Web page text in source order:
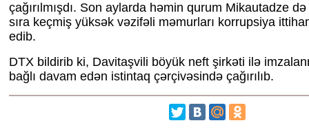
çağırılmışdı. Son aylarda həmin qurum Mikautadze
sıra keçmiş yüksək vəzifəli məmurları korrupsiya
edib.
DTX bildirib ki, Davitaşvili böyük neft şirkəti ilə
bağlı davam edən istintaq çərçivəsində çağırılıb.